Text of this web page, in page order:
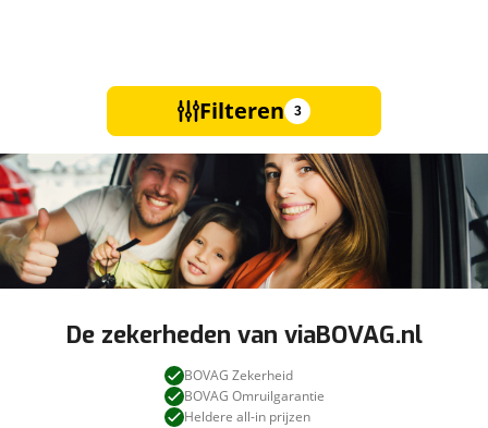
Filteren 3
De zekerheden van viaBOVAG.nl
BOVAG Zekerheid
BOVAG Omruilgarantie
Heldere all-in prijzen